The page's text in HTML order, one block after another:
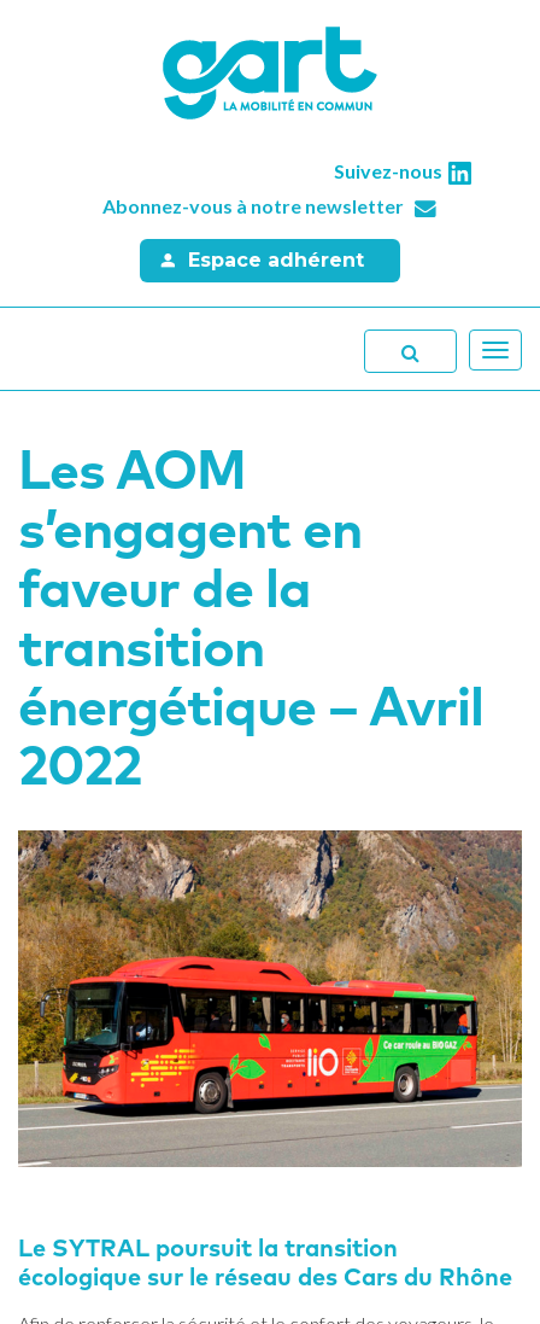
Suivez-nous
Abonnez-vous à notre newsletter
Espace adhérent
Les AOM
s’engagent en
faveur de la
transition
énergétique – Avril
2022
Le SYTRAL poursuit la transition
écologique sur le réseau des Cars du Rhône